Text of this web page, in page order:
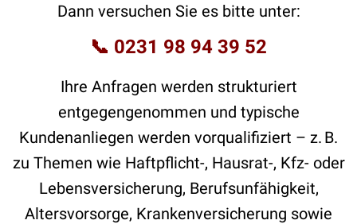
Dann versuchen Sie es bitte unter:
📞 0231 98 94 39 52
Ihre Anfragen werden strukturiert
entgegengenommen und typische
Kundenanliegen werden vorqualifiziert – z. B.
zu Themen wie Haftpflicht-, Hausrat-, Kfz- oder
Lebensversicherung, Berufsunfähigkeit,
Altersvorsorge, Krankenversicherung sowie